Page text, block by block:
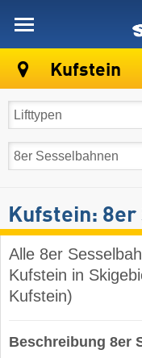
Kufstein
Kufstein: 8er
Alle 8er
Kufstein in
Kufstein)
Beschreibung 8er